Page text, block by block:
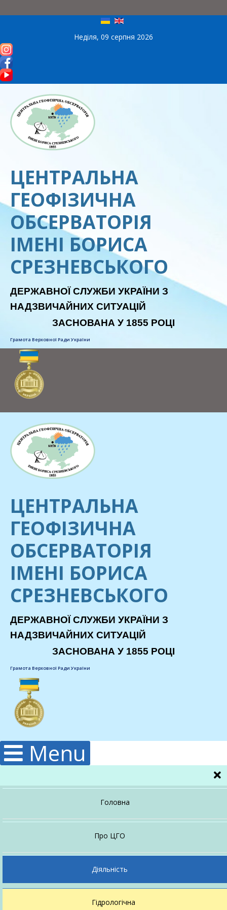
Неділя, 09 серпня 2026
ЦЕНТРАЛЬНА
ГЕОФІЗИЧНА
ОБСЕРВАТОРІЯ
ІМЕНІ БОРИСА
СРЕЗНЕВСЬКОГО
ДЕРЖАВНОЇ СЛУЖБИ УКРАЇНИ З
НАДЗВИЧАЙНИХ СИТУАЦІЙ
ЗАСНОВАНА У 1855 РОЦІ
Грамота Верховної Ради України
ЦЕНТРАЛЬНА
ГЕОФІЗИЧНА
ОБСЕРВАТОРІЯ
ІМЕНІ БОРИСА
СРЕЗНЕВСЬКОГО
ДЕРЖАВНОЇ СЛУЖБИ УКРАЇНИ З
НАДЗВИЧАЙНИХ СИТУАЦІЙ
ЗАСНОВАНА У 1855 РОЦІ
Грамота Верховної Ради України
Menu
Головна
Про ЦГО
Керівництво
Структура
Діяльність
Гідрологічна